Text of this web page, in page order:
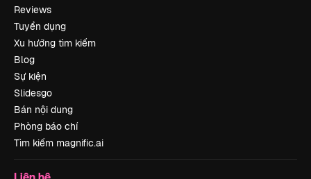
Reviews
Tuyển dụng
Xu hướng tìm kiếm
Blog
Sự kiện
Slidesgo
Bán nội dung
Phòng báo chí
Tìm kiếm magnific.ai